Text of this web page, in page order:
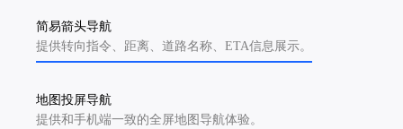
简易箭头导航
提供转向指令、距离、道路名称、ETA信息展示。
地图投屏导航
提供和手机端一致的全屏地图导航体验。